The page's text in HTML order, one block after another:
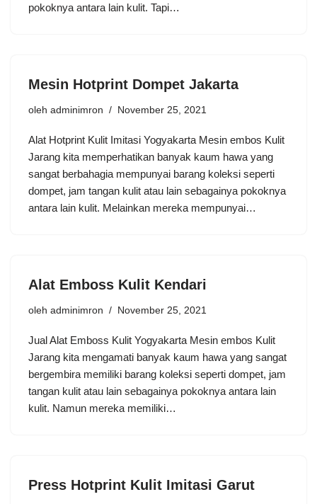
pokoknya antara lain kulit. Tapi…
Mesin Hotprint Dompet Jakarta
oleh adminimron November 25, 2021
Alat Hotprint Kulit Imitasi Yogyakarta Mesin embos Kulit
Jarang kita memperhatikan banyak kaum hawa yang
sangat berbahagia mempunyai barang koleksi seperti
dompet, jam tangan kulit atau lain sebagainya pokoknya
antara lain kulit. Melainkan mereka mempunyai…
Alat Emboss Kulit Kendari
oleh adminimron November 25, 2021
Jual Alat Emboss Kulit Yogyakarta Mesin embos Kulit
Jarang kita mengamati banyak kaum hawa yang sangat
bergembira memiliki barang koleksi seperti dompet, jam
tangan kulit atau lain sebagainya pokoknya antara lain
kulit. Namun mereka memiliki…
Press Hotprint Kulit Imitasi Garut